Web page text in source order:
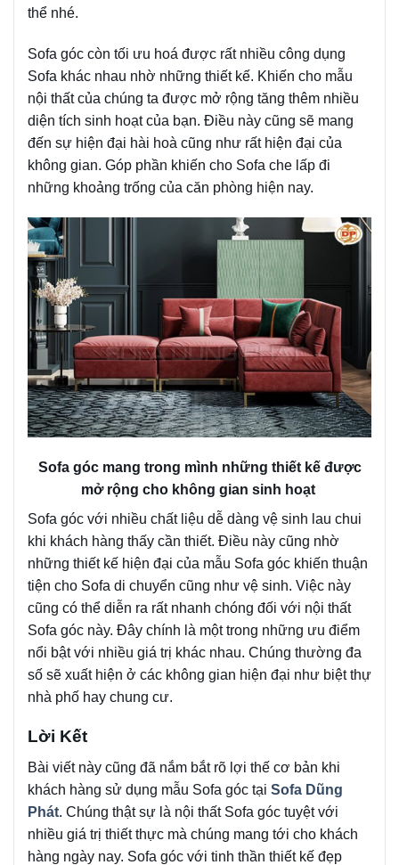
thể nhé.
Sofa góc còn tối ưu hoá được rất nhiều công dụng
Sofa khác nhau nhờ những thiết kế. Khiến cho mẫu
nội thất của chúng ta được mở rộng tăng thêm nhiều
diện tích sinh hoạt của bạn. Điều này cũng sẽ mang
đến sự hiện đại hài hoà cũng như rất hiện đại của
không gian. Góp phần khiến cho Sofa che lấp đi
những khoảng trống của căn phòng hiện nay.
Sofa góc mang trong mình những thiết kế được
mở rộng cho không gian sinh hoạt
Sofa góc với nhiều chất liệu dễ dàng vệ sinh lau chui
khi khách hàng thấy cần thiết. Điều này cũng nhờ
những thiết kế hiện đại của mẫu Sofa góc khiến thuận
tiện cho Sofa di chuyển cũng như vệ sinh. Việc này
cũng có thể diễn ra rất nhanh chóng đối với nội thất
Sofa góc này. Đây chính là một trong những ưu điểm
nổi bật với nhiều giá trị khác nhau. Chúng thường đa
số sẽ xuất hiện ở các không gian hiện đại như biệt thự
nhà phố hay chung cư.
Lời Kết
Bài viết này cũng đã nắm bắt rõ lợi thế cơ bản khi
khách hàng sử dụng mẫu Sofa góc tại Sofa Dũng
Phát. Chúng thật sự là nội thất Sofa góc tuyệt với
nhiều giá trị thiết thực mà chúng mang tới cho khách
hàng ngày nay. Sofa góc với tinh thần thiết kế đẹp